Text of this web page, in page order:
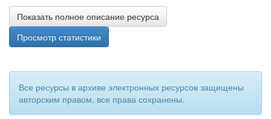
Показать полное описание ресурса
Просмотр статистики
Все ресурсы в архиве электронных ресурсов защищены
авторским правом, все права сохранены.